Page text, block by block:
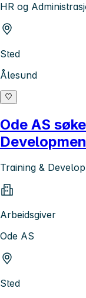
HR og
Sted
Ålesund
Ode AS
Training &
Arbeidsgiver
Ode AS
Sted